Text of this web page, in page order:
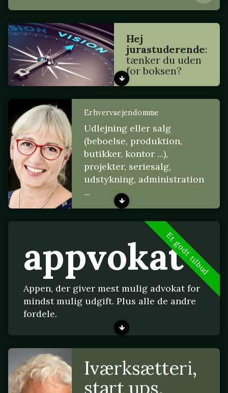
Hej
jurastuderende:
tænker du uden
for boksen?
Erhvervsejendomme
Udlejning eller salg
(beboelse, produktion,
butikker, kontor ...),
projekter, seriesalg,
udstykning, administration
...
Et godt tilbud
appvokat
Appen, der giver mest mulig advokat for
mindst mulig udgift. Plus alle de andre
fordele.
Iværksætteri,
start ups,